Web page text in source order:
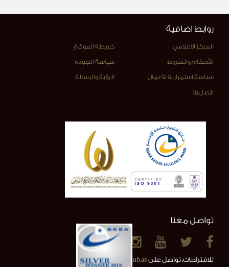
روابط اضافية
المركز الاعلامي خريطة الموقع
الأحكام والشروط سياسة الجودة
سياسة استمرارية الأعمال الرؤية والرسالة
اتصل بنا
تواصل معنا
للاقتراحات، تواصل علىinfo@alainclub.ae